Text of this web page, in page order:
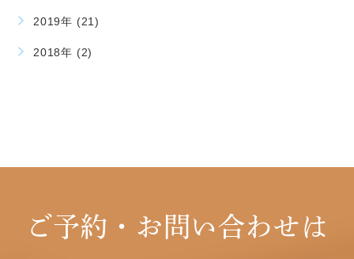
2019年 (21)
2018年 (2)
ご予約・お問い合わせは